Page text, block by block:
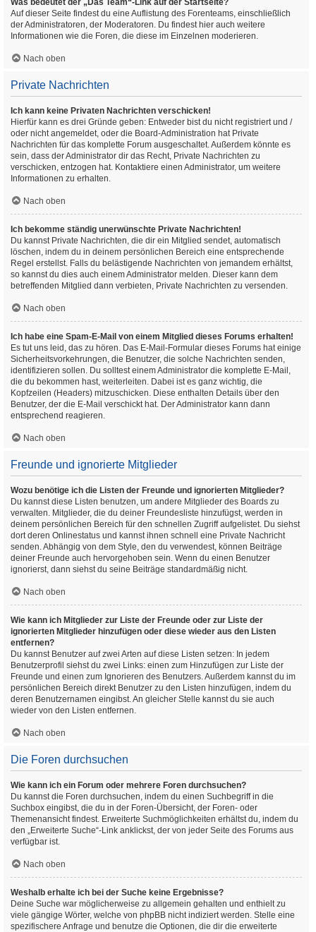
Was bedeutet der „Das Team“-Link auf der Startseite?
Auf dieser Seite findest du eine Auflistung des Forenteams, einschließlich
der Administratoren, der Moderatoren. Du findest hier auch weitere
Informationen wie die Foren, die diese im Einzelnen moderieren.
Nach oben
Private Nachrichten
Ich kann keine Privaten Nachrichten verschicken!
Hierfür kann es drei Gründe geben: Entweder bist du nicht registriert und /
oder nicht angemeldet, oder die Board-Administration hat Private
Nachrichten für das komplette Forum ausgeschaltet. Außerdem könnte es
sein, dass der Administrator dir das Recht, Private Nachrichten zu
verschicken, entzogen hat. Kontaktiere einen Administrator, um weitere
Informationen zu erhalten.
Nach oben
Ich bekomme ständig unerwünschte Private Nachrichten!
Du kannst Private Nachrichten, die dir ein Mitglied sendet, automatisch
löschen, indem du in deinem persönlichen Bereich eine entsprechende
Regel erstellst. Falls du belästigende Nachrichten von jemandem erhältst,
so kannst du dies auch einem Administrator melden. Dieser kann dem
betreffenden Mitglied dann verbieten, Private Nachrichten zu versenden.
Nach oben
Ich habe eine Spam-E-Mail von einem Mitglied dieses Forums erhalten!
Es tut uns leid, das zu hören. Das E-Mail-Formular dieses Forums hat einige
Sicherheitsvorkehrungen, die Benutzer, die solche Nachrichten senden,
identifizieren sollen. Du solltest einem Administrator die komplette E-Mail,
die du bekommen hast, weiterleiten. Dabei ist es ganz wichtig, die
Kopfzeilen (Headers) mitzuschicken. Diese enthalten Details über den
Benutzer, der die E-Mail verschickt hat. Der Administrator kann dann
entsprechend reagieren.
Nach oben
Freunde und ignorierte Mitglieder
Wozu benötige ich die Listen der Freunde und ignorierten Mitglieder?
Du kannst diese Listen benutzen, um andere Mitglieder des Boards zu
verwalten. Mitglieder, die du deiner Freundesliste hinzufügst, werden in
deinem persönlichen Bereich für den schnellen Zugriff aufgelistet. Du siehst
dort deren Onlinestatus und kannst ihnen schnell eine Private Nachricht
senden. Abhängig von dem Style, den du verwendest, können Beiträge
deiner Freunde auch hervorgehoben sein. Wenn du einen Benutzer
ignorierst, dann siehst du seine Beiträge standardmäßig nicht.
Nach oben
Wie kann ich Mitglieder zur Liste der Freunde oder zur Liste der
ignorierten Mitglieder hinzufügen oder diese wieder aus den Listen
entfernen?
Du kannst Benutzer auf zwei Arten auf diese Listen setzen: In jedem
Benutzerprofil siehst du zwei Links: einen zum Hinzufügen zur Liste der
Freunde und einen zum Ignorieren des Benutzers. Außerdem kannst du im
persönlichen Bereich direkt Benutzer zu den Listen hinzufügen, indem du
deren Benutzernamen eingibst. An gleicher Stelle kannst du sie auch
wieder von den Listen entfernen.
Nach oben
Die Foren durchsuchen
Wie kann ich ein Forum oder mehrere Foren durchsuchen?
Du kannst die Foren durchsuchen, indem du einen Suchbegriff in die
Suchbox eingibst, die du in der Foren-Übersicht, der Foren- oder
Themenansicht findest. Erweiterte Suchmöglichkeiten erhältst du, indem du
den „Erweiterte Suche“-Link anklickst, der von jeder Seite des Forums aus
verfügbar ist.
Nach oben
Weshalb erhalte ich bei der Suche keine Ergebnisse?
Deine Suche war möglicherweise zu allgemein gehalten und enthielt zu
viele gängige Wörter, welche von phpBB nicht indiziert werden. Stelle eine
spezifischere Anfrage und benutze die Optionen, die dir die erweiterte